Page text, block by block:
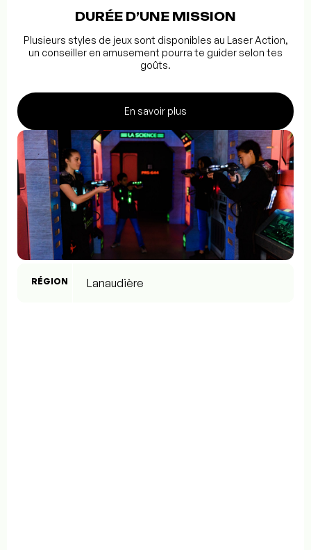
DURÉE D’UNE MISSION
Plusieurs styles de jeux sont disponibles au Laser Action,
un conseiller en amusement pourra te guider selon tes
goûts.
En savoir plus
RÉGION Lanaudière